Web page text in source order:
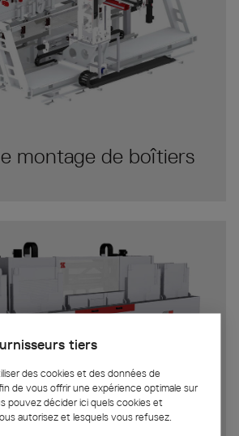
tiers
des cookies et des données de
de vous offrir une expérience optimale sur
pouvez décider ici quels cookies et
autorisez et lesquels vous refusez.
montage de boîtiers